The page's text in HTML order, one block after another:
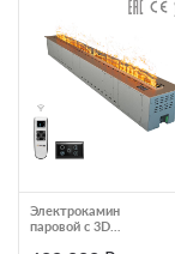
Электрокамин
паровой с 3D